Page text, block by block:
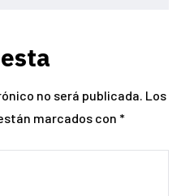
no será publicada. Los
marcados con *